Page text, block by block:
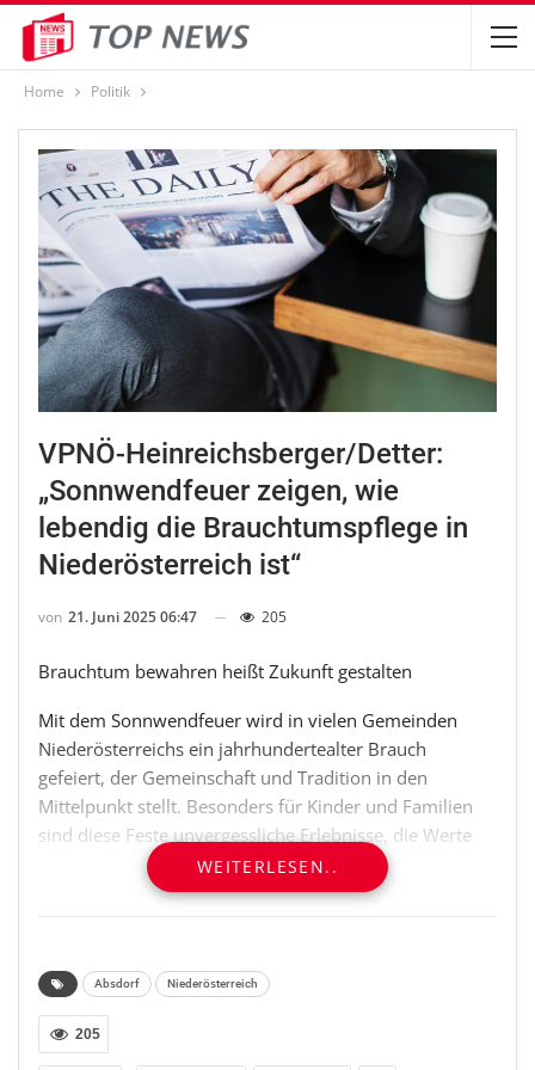
Home Politik
VPNÖ-Heinreichsberger/Detter:
„Sonnwendfeuer zeigen, wie
lebendig die Brauchtumspflege in
Niederösterreich ist“
von 21. Juni 2025 06:47 205
Brauchtum bewahren heißt Zukunft gestalten
Mit dem Sonnwendfeuer wird in vielen Gemeinden
Niederösterreichs ein jahrhundertealter Brauch
gefeiert, der Gemeinschaft und Tradition in den
Mittelpunkt stellt. Besonders für Kinder und Familien
sind diese Feste unvergessliche Erlebnisse, die Werte
vermitteln, Brauchtum lebendig halten und Heimat
spürbar machen.
– es ist gelebtes Brauchtum, der unsere Gemeinschaft
Bewusstsein für unsere Wurzeln schafft. Als Volkspartei
Niederösterreich stehen wir fest zu unseren
WEITERLESEN..
Absdorf Niederösterreich
205